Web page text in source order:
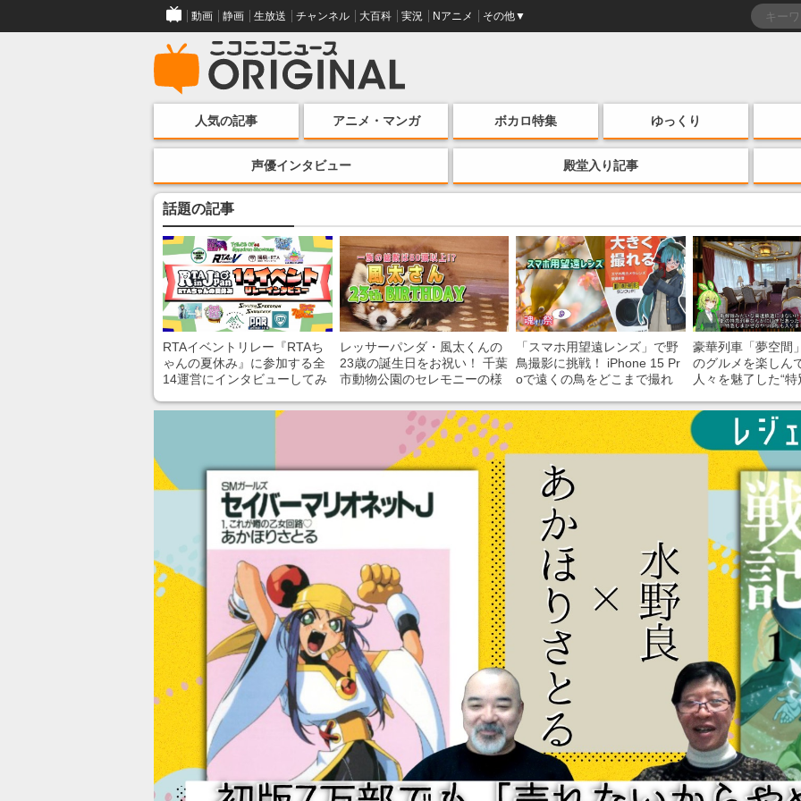
動画 静画 生放送 チャンネル 大百科 実況 Nアニメ その他▼
人気の記事 アニメ・マンガ ボカロ特集 ゆっくり
声優インタビュー 殿堂入り記事
話題の記事
RTAイベントリレー『RTAち
ゃんの夏休み』に参加する全
14運営にインタビューしてみ
ンネルの貸し出しを利用し8/9
レッサーパンダ・風太くんの
23歳の誕生日をお祝い！ 千葉
市動物公園のセレモニーの様
「スマホ用望遠レンズ」で野
鳥撮影に挑戦！ iPhone 15 Pr
oで遠くの鳥をどこまで撮れ
豪華列車「夢空間
のグルメを楽しん
人々を魅了した“
あ」「行ってみた